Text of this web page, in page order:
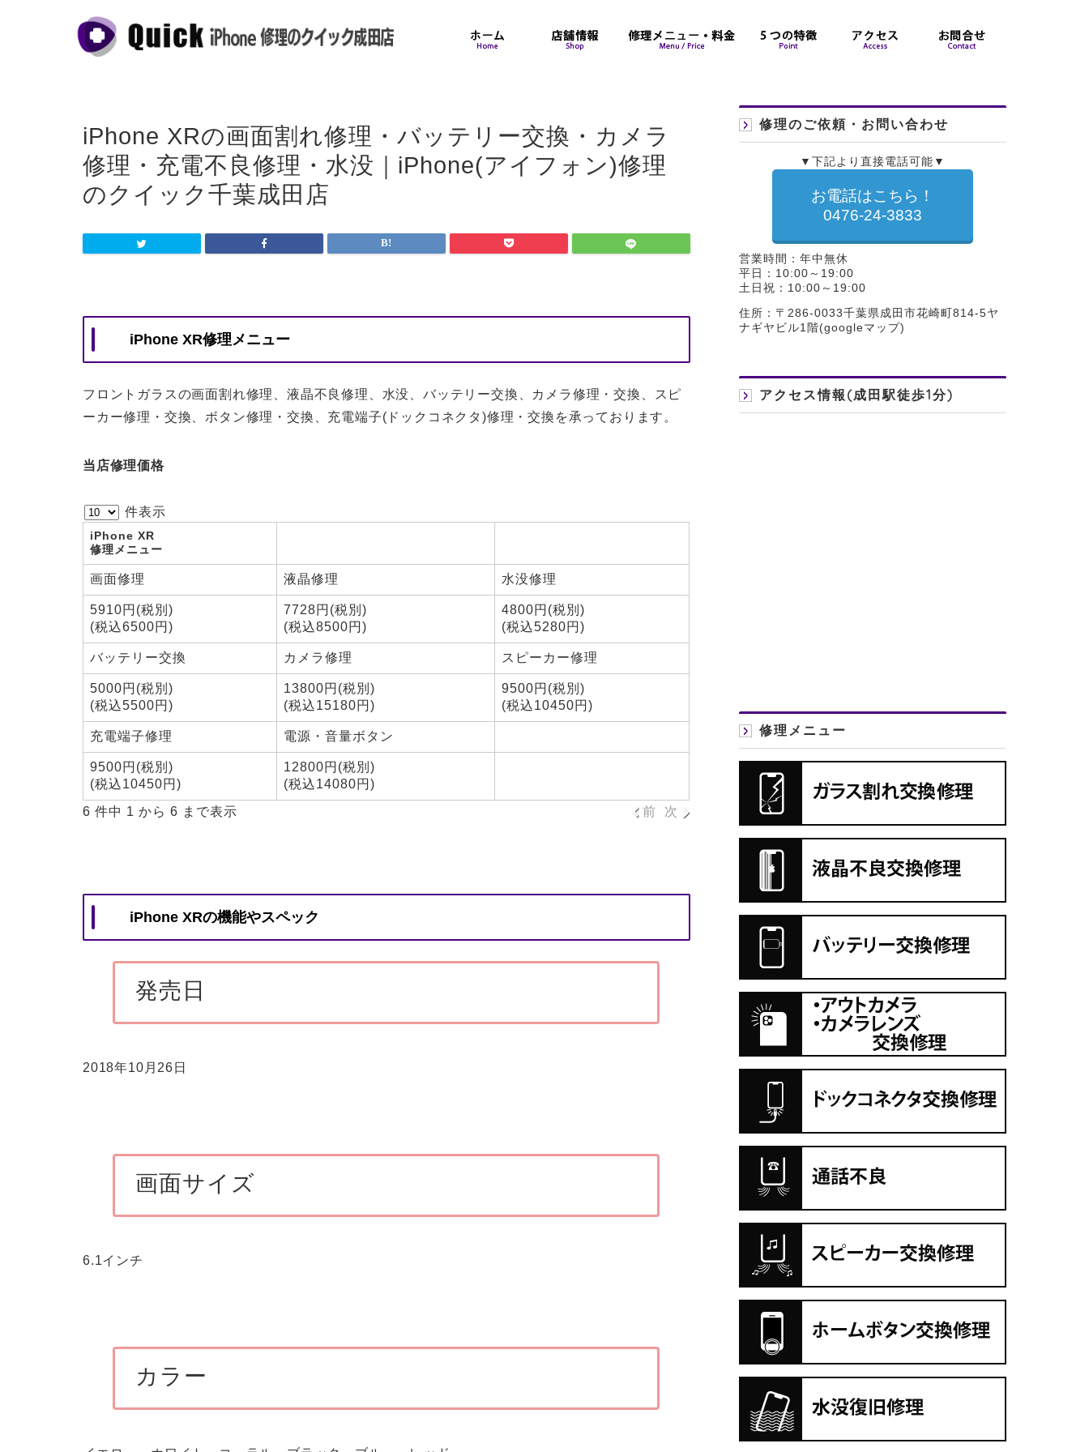
iPhone XRの画面割れ修理・バッテリー交換・カメラ
修理・充電不良修理・水没｜iPhone(アイフォン)修理
のクイック千葉成田店
iPhone XR修理メニュー
フロントガラスの画面割れ修理、液晶不良修理、水没、バッテリー交換、カメラ修理・交換、スピ
ーカー修理・交換、ボタン修理・交換、充電端子(ドックコネクタ)修理・交換を承っております。
当店修理価格
件表示
iPhone XR
修理メニュー
画面修理 液晶修理 水没修理
5910円(税別)
(税込6500円)
7728円(税別)
(税込8500円)
4800円(税別)
(税込5280円)
バッテリー交換 カメラ修理 スピーカー修理
5000円(税別)
(税込5500円)
13800円(税別)
(税込15180円)
9500円(税別)
(税込10450円)
充電端子修理 電源・音量ボタン
9500円(税別)
(税込10450円)
12800円(税別)
(税込14080円)
6 件中 1 から 6 まで表示
前 次
iPhone XRの機能やスペック
発売日
2018年10月26日
画面サイズ
6.1インチ
カラー
修理のご依頼・お問い合わせ
▼下記より直接電話可能▼
お電話はこちら！
0476-24-3833
営業時間：年中無休
平日：10:00～19:00
土日祝：10:00～19:00
住所：〒286-0033千葉県成田市花崎町814-5ヤ
ナギヤビル1階(googleマップ)
アクセス情報(成田駅徒歩1分)
修理メニュー